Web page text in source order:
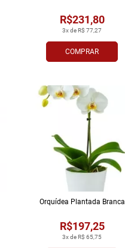
COMPRAR
3x de R$ 77,27
R$231,80
3x de R$ 65,75
R$197,25
Orquídea Plantada Branca